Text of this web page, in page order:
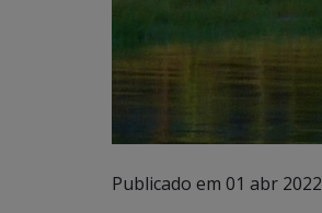
Publicado em 01 abr 2022